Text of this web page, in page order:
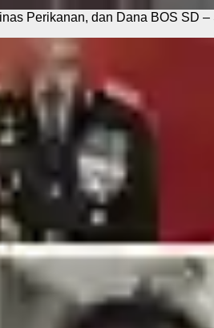
Perikanan, dan Dana BOS SD